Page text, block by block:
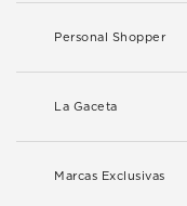
Personal Shopper
La Gaceta
Marcas Exclusivas